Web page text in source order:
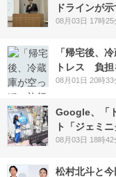
ドラインが
08月03日 17時25
「帰宅後、
トレス 負担
08月01日 20時33
Google、「
ト「ジェミ
08月03日 18時42
松村北斗と